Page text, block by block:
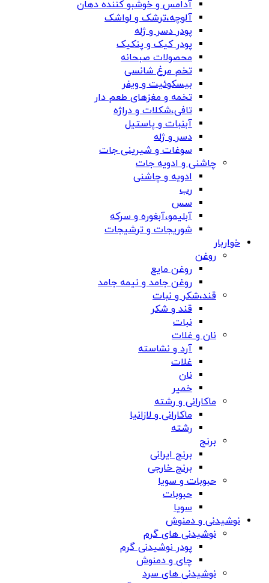
آدامس و خوشبو کننده دهان
آلوچه،ترشک و لواشک
پودر دسر و ژله
پودر کیک و پنکیک
محصولات صبحانه
تخم مرغ شانسی
بیسکوئیت و ویفر
تخمه و مغزهای طعم دار
تافی،شکلات و دراژه
آبنبات و پاستیل
دسر و ژله
سوغات و شیرینی جات
چاشنی و ادویه جات
ادویه و چاشنی
رب
سس
آبلیمو،آبغوره و سرکه
شوریجات و ترشیجات
خواربار
روغن
روغن مایع
روغن جامد و نیمه جامد
قند،شکر و نبات
قند و شکر
نبات
نان و غلات
آرد و نشاسته
غلات
نان
خمیر
ماکارانی و رشته
ماکارانی و لازانیا
رشته
برنج
برنج ایرانی
برنج خارجی
حبوبات و سویا
حبوبات
سویا
نوشیدنی و دمنوش
نوشیدنی های گرم
پودر نوشیدنی گرم
چای و دمنوش
نوشیدنی های سرد